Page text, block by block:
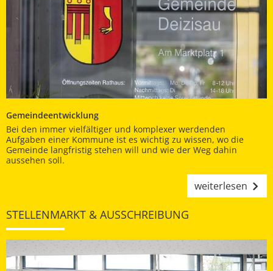
Gemeindeentwicklung
Bei den immer vielfältiger und komplexer werdenden
Aufgaben einer Kommune ist es wichtig zu wissen, wo die
Gemeinde langfristig stehen will und wie der Weg dahin
aussehen soll.
weiterlesen
STELLENMARKT & AUSSCHREIBUNG